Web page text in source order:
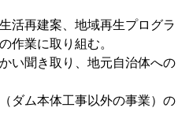
活再建案、地域再生プログラ
作業に取り組む。
い聞き取り、地元自治体への
ダム本体工事以外の事業）の